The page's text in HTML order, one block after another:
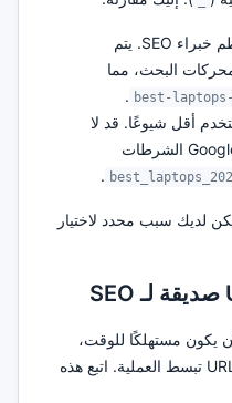
يفضلها معظم خبراء SEO. يتم
البحث، مما
best-
.
أقل شيوعًا. قد لا
تعالج محركات البحث مثل Google الشرطات
.
لديك سبب محدد لاختيار
يكون مستهلكًا للوقت،
ولكن أدوات مثل مولدات أشرطة URL تبسط العملية. اتبع هذه